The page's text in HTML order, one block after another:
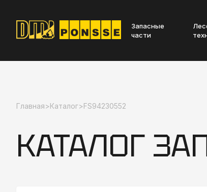
Запасные
части
Главная>Каталог>FS94230552
КАТАЛОГ